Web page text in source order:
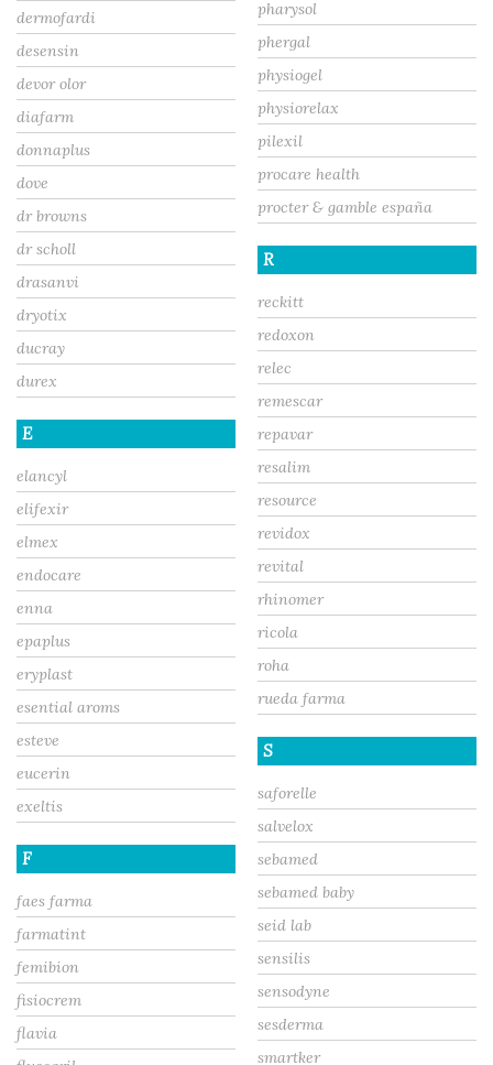
dermofardi
desensin
devor olor
diafarm
donnaplus
dove
dr browns
dr scholl
drasanvi
dryotix
ducray
durex
E
elancyl
elifexir
elmex
endocare
enna
epaplus
eryplast
esential aroms
esteve
eucerin
exeltis
F
faes farma
farmatint
femibion
fisiocrem
flavia
pharysol
phergal
physiogel
physiorelax
pilexil
procare health
procter & gamble españa
R
reckitt
redoxon
relec
remescar
repavar
resalim
resource
revidox
revital
rhinomer
ricola
roha
rueda farma
S
saforelle
salvelox
sebamed
sebamed baby
seid lab
sensilis
sensodyne
sesderma
smartker